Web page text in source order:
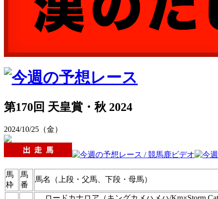
第170回 天皇賞・秋 2024
2024/10/25（金）
馬
枠
馬
番
馬名（上段・父馬、下段・母馬）